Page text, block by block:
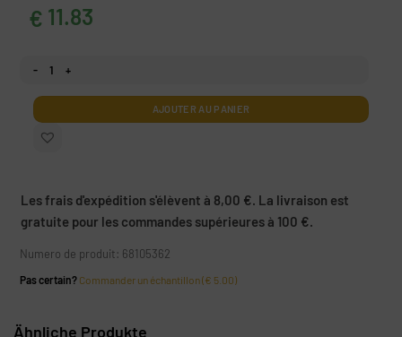
€ 11.83
AJOUTER AU PANIER
Les frais d'expédition s'élèvent à 8,00 €. La livraison est
gratuite pour les commandes supérieures à 100 €.
Numero de produit: 68105362
Pas certain? Commander un échantillon (€ 5.00)
Ähnliche Produkte